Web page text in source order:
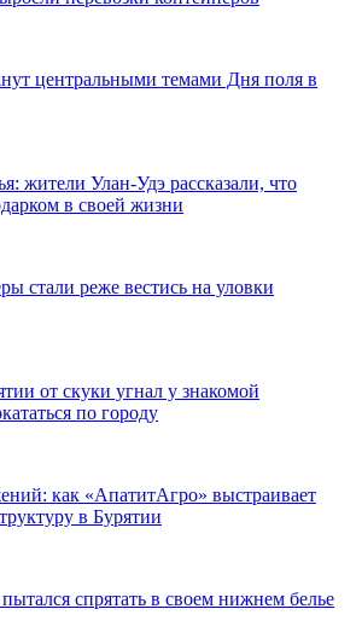
центральными темами Дня поля в
жители Улан-Удэ рассказали, что
в своей жизни
стали реже вестись на уловки
от скуки угнал у знакомой
по городу
как «АпатитАгро» выстраивает
в Бурятии
спрятать в своем нижнем белье